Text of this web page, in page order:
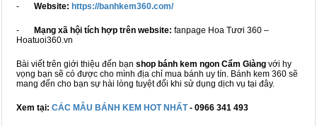
- Website: https://banhkem360.com/
- Mạng xã hội tích hợp trên website: fanpage Hoa Tươi 360 –
Hoatuoi360.vn
Bài viết trên giới thiệu đến bạn shop bánh kem ngon Cẩm Giàng với hy
vọng bạn sẽ có được cho mình địa chỉ mua bánh uy tín. Bánh kem 360 sẽ
mang đến cho bạn sự hài lòng tuyệt đối khi sử dụng dịch vụ tại đây.
Xem tại: CÁC MẪU BÁNH KEM HOT NHẤT- 0966 341 493